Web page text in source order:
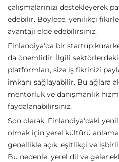
çalışmalarınızı destekleyerek
edebilir. Böylece, yenilikçi
avantajı elde edebilirsiniz.
Finlandiya'da bir startup
da önemlidir. İlgili
platformları, size iş fikrinizi
imkanı sağlayabilir. Bu ağlara
mentorluk ve danışmanlık
faydalanabilirsiniz.
Son olarak, Finlandiya'daki
olmak için yerel kültürü
genellikle açık, eşitlikçi ve
Bu nedenle, yerel dil ve